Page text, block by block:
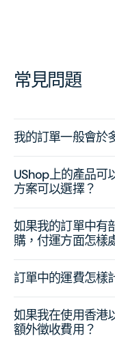
常見問題
我的訂單一般會於
UShop上的產品可
方案可以選擇？
如果我的訂單中有
購，付運方面怎樣
訂單中的運費怎樣
如果我在使用香港
額外徵收費用？